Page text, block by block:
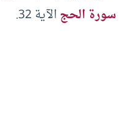
سورة الحجالآية 32.